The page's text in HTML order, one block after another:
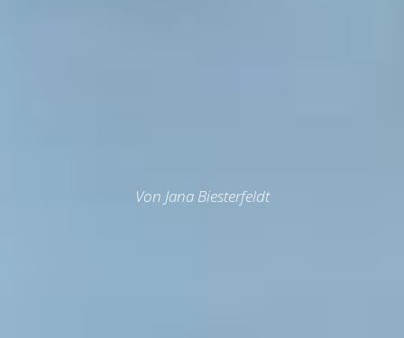
Von Jana Biesterfeldt